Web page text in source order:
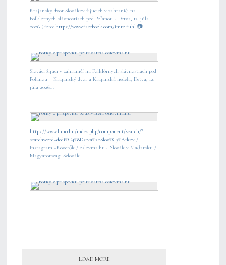
Krajanský dvor Slovákov žijúcich v zahraničí na
Folklórnych slávnostiach pod Poľanou - Detva, 12. júla
2026 (Foto: https://www.facebook.com/imro.fuhl 📷...
Slováci žijúci v zahraničí na Folklórnych slávnostiach pod
Poľanou – Krajanský dvor a Krajanská nedeľa, Detva, 12.
júla 2026...
https://www.luno.hu/index.php/component/search/?
searchword=dedi%C4%8Dstva%20Slov%C3%A1kov /
Instagram +Követők / oslovma.hu - Slovák v Maďarsku /
Magyarországi Szlovák
LOAD MORE